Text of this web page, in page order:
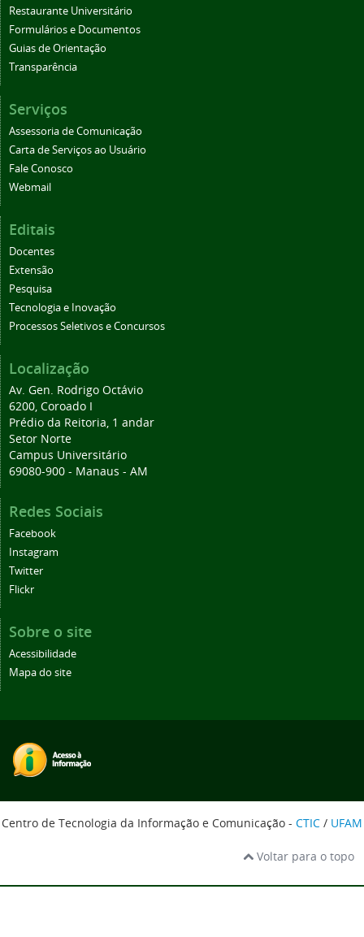
Restaurante Universitário
Formulários e Documentos
Guias de Orientação
Transparência
Serviços
Assessoria de Comunicação
Carta de Serviços ao Usuário
Fale Conosco
Webmail
Editais
Docentes
Extensão
Pesquisa
Tecnologia e Inovação
Processos Seletivos e Concursos
Localização
Av. Gen. Rodrigo Octávio
6200, Coroado I
Prédio da Reitoria, 1 andar
Setor Norte
Campus Universitário
69080-900 - Manaus - AM
Redes Sociais
Facebook
Instagram
Twitter
Flickr
Sobre o site
Acessibilidade
Mapa do site
Centro de Tecnologia da Informação e Comunicação - CTIC / UFAM
Voltar para o topo